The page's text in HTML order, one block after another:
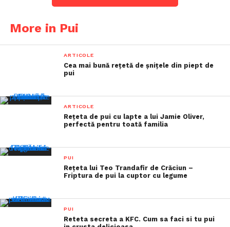
More in Pui
ARTICOLE
Cea mai bună rețetă de șnițele din piept de
pui
ARTICOLE
Rețeta de pui cu lapte a lui Jamie Oliver,
perfectă pentru toată familia
PUI
Rețeta lui Teo Trandafir de Crăciun –
Friptura de pui la cuptor cu legume
PUI
Reteta secreta a KFC. Cum sa faci si tu pui